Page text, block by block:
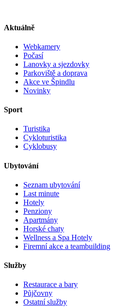
Aktuálně
Webkamery
Počasí
Lanovky a sjezdovky
Parkoviště a doprava
Akce ve Špindlu
Novinky
Sport
Turistika
Cykloturistika
Cyklobusy
Ubytování
Seznam ubytování
Last minute
Hotely
Penziony
Apartmány
Horské chaty
Wellness a Spa Hotely
Firemní akce a teambuilding
Služby
Restaurace a bary
Půjčovny
Ostatní služby